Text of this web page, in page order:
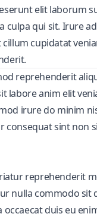
elit laborum
culpa qui sit. Irure
cupidatat
reprehenderit
labore anim elit
irure do minim
consequat sint non
reprehenderit
nulla commodo sit
occaecat duis eu